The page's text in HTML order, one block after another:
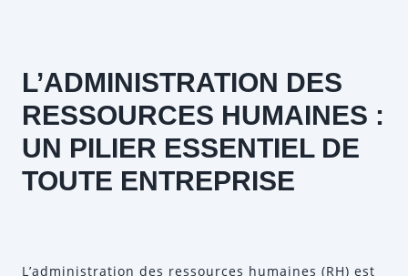
L’ADMINISTRATION DES
RESSOURCES HUMAINES :
UN PILIER ESSENTIEL DE
TOUTE ENTREPRISE
L’administration des ressources humaines (RH) est